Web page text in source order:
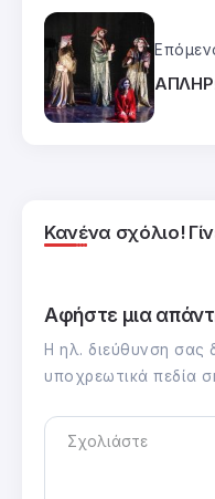
Κανένα σχόλιο!
Αφήστε μια
Η ηλ. διεύθυνση σας
υποχρεωτικά πεδία